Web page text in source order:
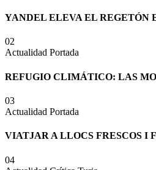
YANDEL ELEVA EL REGETÓN
02
Actualidad Portada
REFUGIO CLIMÁTICO: LAS
03
Actualidad Portada
VIATJAR A LLOCS FRESCOS I
04